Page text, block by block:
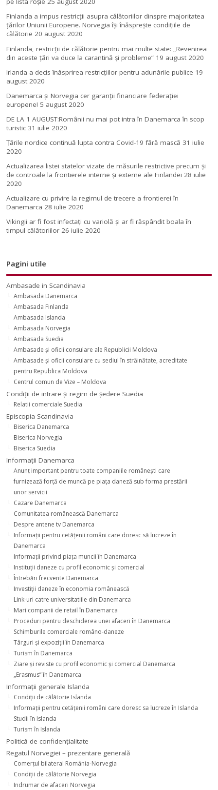
Finlanda a impus restricţii asupra călătoriilor dinspre majoritatea
ţărilor Uniunii Europene. Norvegia își înăsprește condițiile de
călătorie 20 august 2020
Finlanda, restricţii de călătorie pentru mai multe state: „Revenirea
din aceste ţări va duce la carantină şi probleme” 19 august 2020
Irlanda a decis înăsprirea restricțiilor pentru adunările publice 19
august 2020
Danemarca și Norvegia cer garanții financiare federației
europene! 5 august 2020
DE LA 1 AUGUST:Românii nu mai pot intra în Danemarca în scop
turistic 31 iulie 2020
Țările nordice continuă lupta contra Covid-19 fără mască 31 iulie
2020
Actualizarea listei statelor vizate de măsurile restrictive precum și
de controale la frontierele interne și externe ale Finlandei 28 iulie
2020
Actualizare cu privire la regimul de trecere a frontierei în
Danemarca 28 iulie 2020
Vikingii ar fi fost infectaţi cu variolă şi ar fi răspândit boala în
timpul călătoriilor 26 iulie 2020
Pagini utile
Ambasade in Scandinavia
Ambasada Danemarca
Ambasada Finlanda
Ambasada Islanda
Ambasada Norvegia
Ambasada Suedia
Ambasade şi oficii consulare ale Republicii Moldova
Ambasade şi oficii consulare cu sediul în străinătate, acreditate
pentru Republica Moldova
Centrul comun de Vize – Moldova
Condiţii de intrare şi regim de şedere Suedia
Relatii comerciale Suedia
Episcopia Scandinavia
Biserica Danemarca
Biserica Norvegia
Biserica Suedia
Informaţii Danemarca
Anunţ important pentru toate companiile româneşti care
furnizează forţă de muncă pe piaţa daneză sub forma prestării
unor servicii
Cazare Danemarca
Comunitatea românească Danemarca
Despre antene tv Danemarca
Informaţii pentru cetăţenii români care doresc să lucreze în
Danemarca
Informaţii privind piaţa muncii în Danemarca
Instituţii daneze cu profil economic şi comercial
Întrebări frecvente Danemarca
Investiţii daneze în economia românească
Link-uri catre universitatiile din Danemarca
Mari companii de retail în Danemarca
Proceduri pentru deschiderea unei afaceri în Danemarca
Schimburile comerciale româno-daneze
Târguri şi expoziţii în Danemarca
Turism în Danemarca
Ziare şi reviste cu profil economic şi comercial Danemarca
„Erasmus” în Danemarca
Informaţii generale Islanda
Condiţii de călătorie Islanda
Informaţii pentru cetăţenii români care doresc sa lucreze în Islanda
Studii în Islanda
Turism în Islanda
Politică de confidențialitate
Regatul Norvegiei – prezentare generală
Comerţul bilateral România-Norvegia
Condiții de călătorie Norvegia
Indrumar de afaceri Norvegia